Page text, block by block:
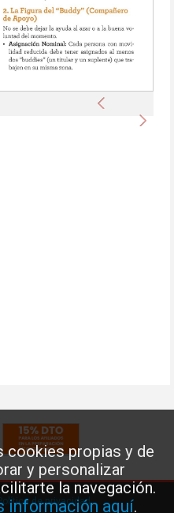
cookies propias y de
y personalizar
la navegación.
información aquí.
Anterior
de privacidad